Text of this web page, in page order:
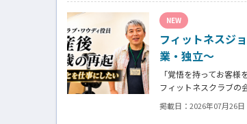
NEW
フィットネスジ
業・独立～
「覚悟を持ってお客様
フィットネスクラブの
立し再起を図ったパ
フィットネスクラブの
掲載日： 2026年07月26日